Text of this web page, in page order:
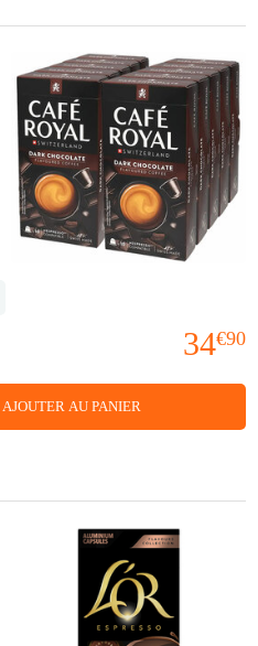
34€90
AJOUTER AU PANIER